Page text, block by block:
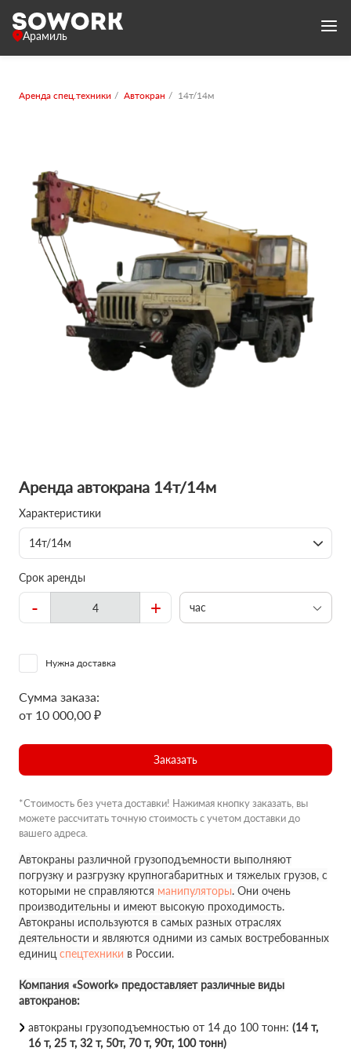
Арамиль
Аренда спец.техники Автокран 14т/14м
Аренда автокрана 14т/14м
Характеристики
14т/14м
Срок аренды
- + час
Нужна доставка
Сумма заказа:
от 10 000,00 ₽
Заказать
*Стоимость без учета доставки! Нажимая кнопку заказать, вы
можете рассчитать точную стоимость с учетом доставки до
вашего адреса.
Автокраны различной грузоподъемности выполняют
погрузку и разгрузку крупногабаритных и тяжелых грузов, с
которыми не справляются манипуляторы. Они очень
производительны и имеют высокую проходимость.
Автокраны используются в самых разных отраслях
деятельности и являются одними из самых востребованных
единиц спецтехники в России.
Компания «Sowork» предоставляет различные виды
автокранов:
автокраны грузоподъемностью от 14 до 100 тонн: (14 т,
16 т, 25 т, 32 т, 50т, 70 т, 90т, 100 тонн)